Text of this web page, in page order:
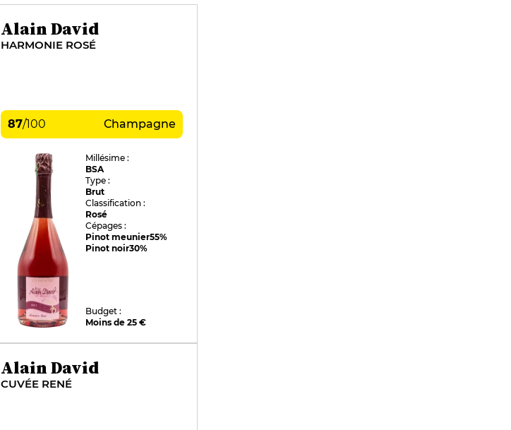
Alain David
HARMONIE ROSÉ
87/100 Champagne
Millésime :
BSA
Type :
Brut
Classification :
Rosé
Cépages :
Pinot meunier55%
Pinot noir30%
Budget :
Moins de 25 €
Alain David
CUVÉE RENÉ